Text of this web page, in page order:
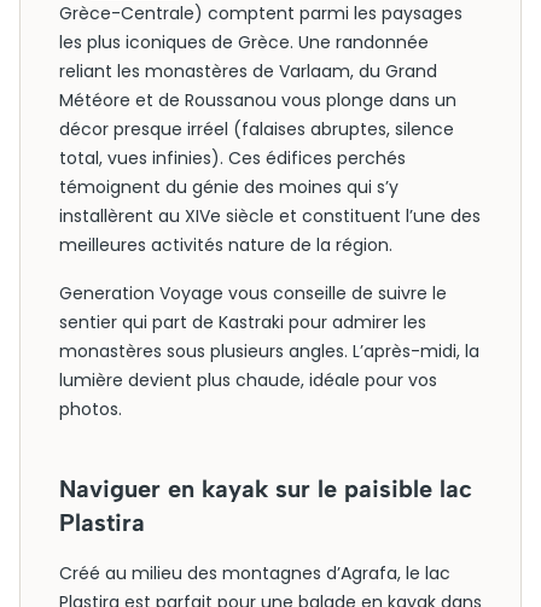
Grèce-Centrale) comptent parmi les paysages
les plus iconiques de Grèce. Une randonnée
reliant les monastères de Varlaam, du Grand
Météore et de Roussanou vous plonge dans un
décor presque irréel (falaises abruptes, silence
total, vues infinies). Ces édifices perchés
témoignent du génie des moines qui s’y
installèrent au XIVe siècle et constituent l’une des
meilleures activités nature de la région.
Generation Voyage vous conseille de suivre le
sentier qui part de Kastraki pour admirer les
monastères sous plusieurs angles. L’après-midi, la
lumière devient plus chaude, idéale pour vos
photos.
Naviguer en kayak sur le paisible lac
Plastira
Créé au milieu des montagnes d’Agrafa, le lac
Plastira est parfait pour une balade en kayak dans